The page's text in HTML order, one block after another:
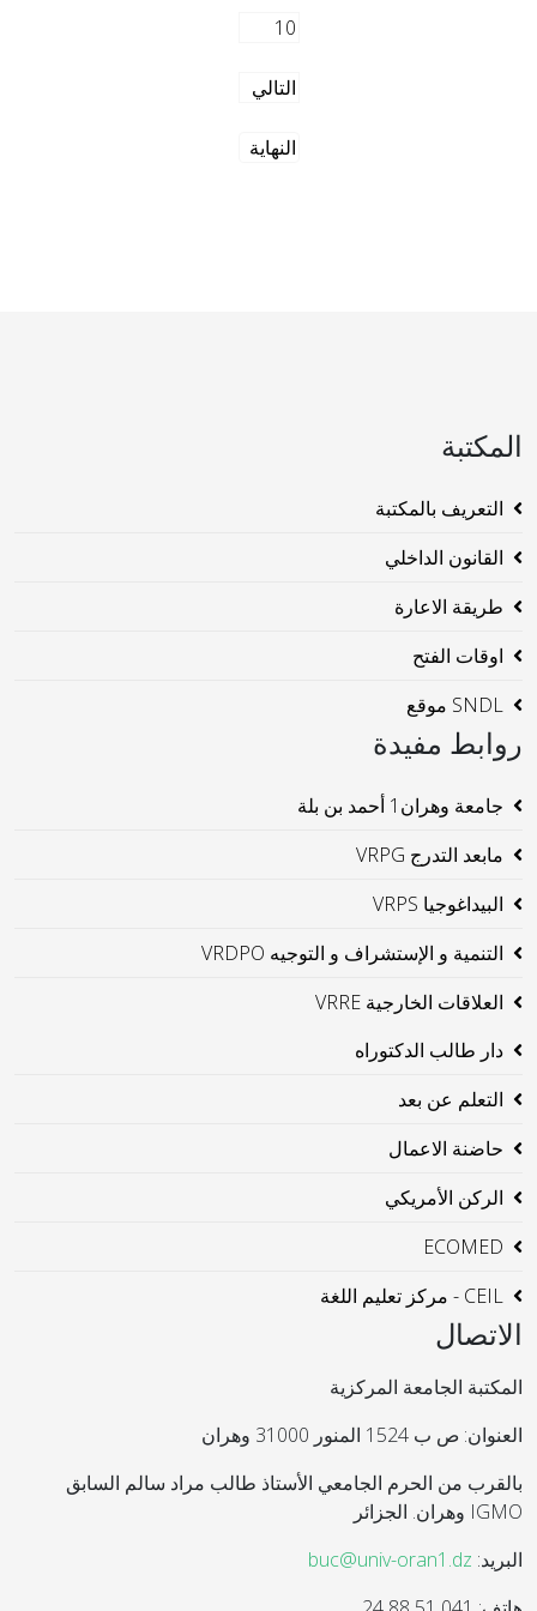
10
التالي
النهاية
المكتبة
التعريف بالمكتبة
القانون الداخلي
طريقة الاعارة
اوقات الفتح
SNDL موقع
روابط مفيدة
جامعة وهران1 أحمد بن بلة
مابعد التدرج VRPG
البيداغوجيا VRPS
التنمية و الإستشراف و التوجيه VRDPO
العلاقات الخارجية VRRE
دار طالب الدكتوراه
التعلم عن بعد
حاضنة الاعمال
الركن الأمريكي
ECOMED
CEIL - مركز تعليم اللغة
الاتصال
المكتبة الجامعة المركزية
العنوان: ص ب 1524 المنور 31000 وهران
بالقرب من الحرم الجامعي الأستاذ طالب مراد سالم السابق
IGMO وهران. الجزائر
البريد: buc@univ-oran1.dz